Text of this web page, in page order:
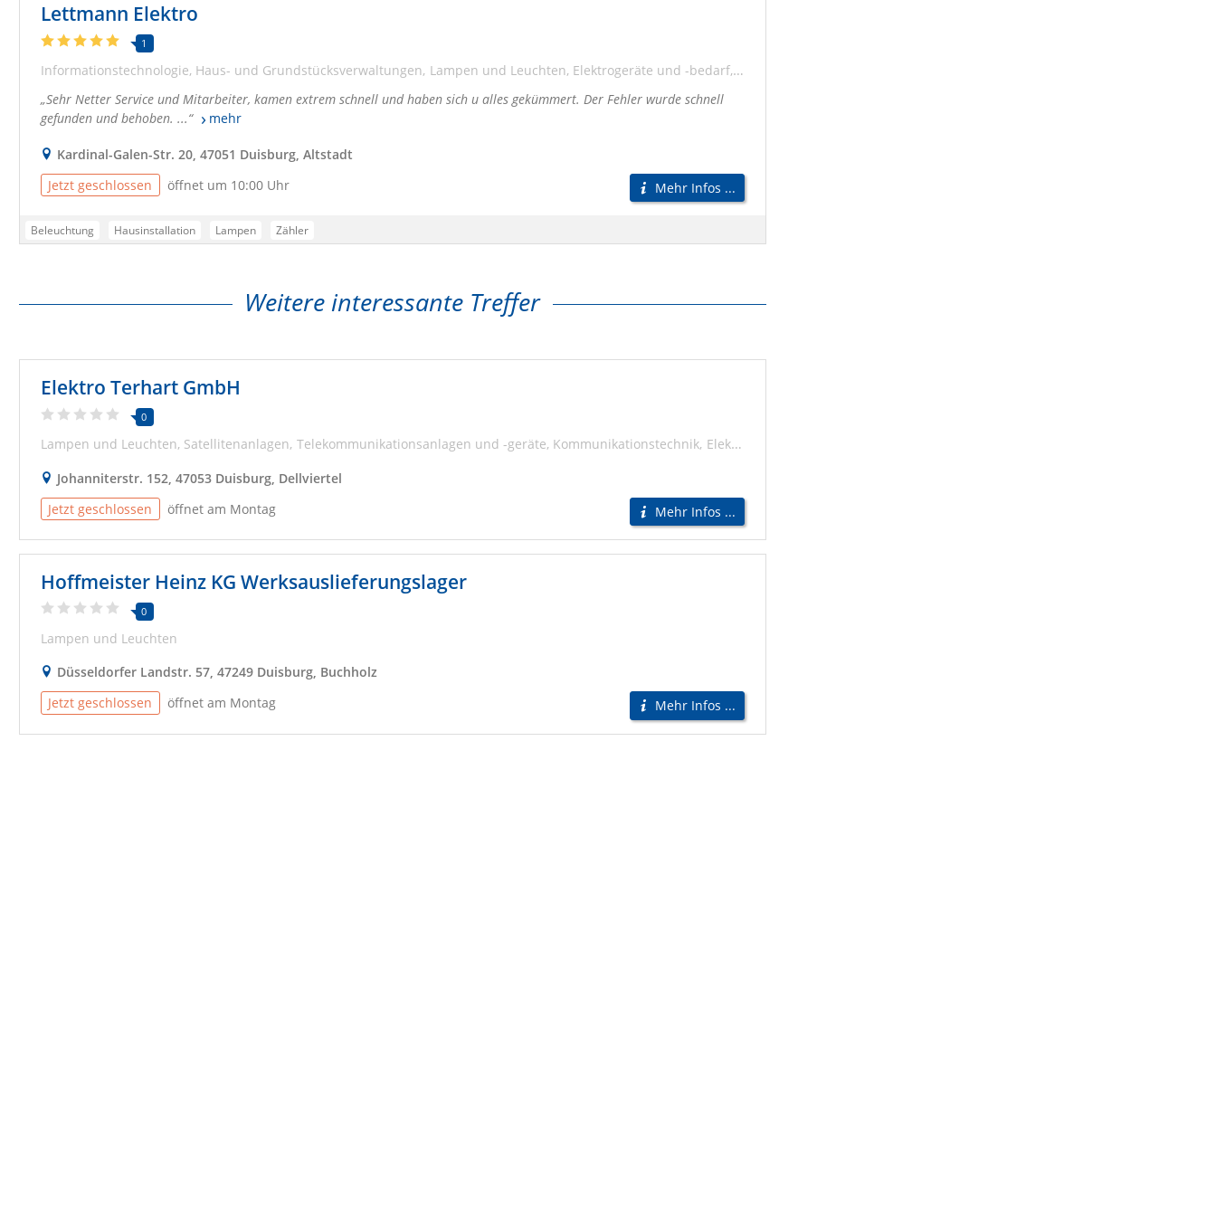
Lettmann Elektro
1
Informationstechnologie Haus- und Grundstücksverwaltungen Lampen und Leuchten Elektrogeräte und -bedarf Elektronik
Sehr Netter Service und Mitarbeiter, kamen extrem schnell und haben sich u alles gekümmert. Der Fehler wurde schnell
gefunden und behoben. ...
mehr
Kardinal-Galen-Str. 20, 47051 Duisburg, Altstadt
Jetzt geschlossen
öffnet um 10:00 Uhr Mehr Infos ...
Beleuchtung Hausinstallation Lampen Zähler
Weitere interessante Treffer
Elektro Terhart GmbH
0
Lampen und Leuchten Satellitenanlagen Telekommunikationsanlagen und -geräte Kommunikationstechnik Elektroinstallationen
Johanniterstr. 152, 47053 Duisburg, Dellviertel
Jetzt geschlossen
öffnet am Montag Mehr Infos ...
Hoffmeister Heinz KG Werksauslieferungslager
0
Lampen und Leuchten
Düsseldorfer Landstr. 57, 47249 Duisburg, Buchholz
Jetzt geschlossen
öffnet am Montag Mehr Infos ...